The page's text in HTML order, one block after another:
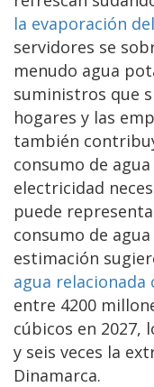
la evaporación
servidores se
menudo agua
suministros que
hogares y las
también
consumo de
electricidad
puede
consumo de
estimación
agua relacionada
entre 4200
cúbicos en 2027,
y seis veces la
Dinamarca.